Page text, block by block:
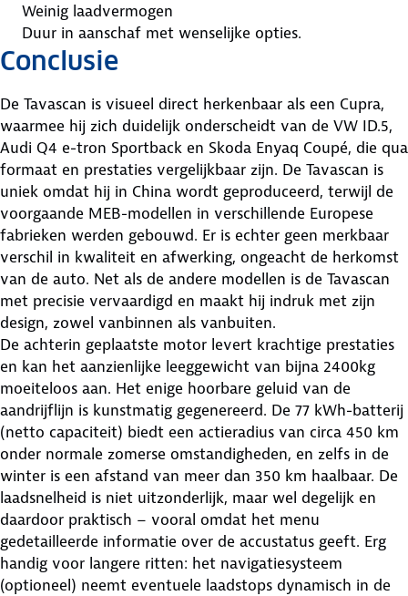
Weinig laadvermogen
Duur in aanschaf met wenselijke opties.
Conclusie
De Tavascan is visueel direct herkenbaar als een Cupra,
waarmee hij zich duidelijk onderscheidt van de VW ID.5,
Audi Q4 e-tron Sportback en Skoda Enyaq Coupé, die qua
formaat en prestaties vergelijkbaar zijn. De Tavascan is
uniek omdat hij in China wordt geproduceerd, terwijl de
voorgaande MEB-modellen in verschillende Europese
fabrieken werden gebouwd. Er is echter geen merkbaar
verschil in kwaliteit en afwerking, ongeacht de herkomst
van de auto. Net als de andere modellen is de Tavascan
met precisie vervaardigd en maakt hij indruk met zijn
design, zowel vanbinnen als vanbuiten.
De achterin geplaatste motor levert krachtige prestaties
en kan het aanzienlijke leeggewicht van bijna 2400kg
moeiteloos aan. Het enige hoorbare geluid van de
aandrijflijn is kunstmatig gegenereerd. De 77 kWh-batterij
(netto capaciteit) biedt een actieradius van circa 450 km
onder normale zomerse omstandigheden, en zelfs in de
winter is een afstand van meer dan 350 km haalbaar. De
laadsnelheid is niet uitzonderlijk, maar wel degelijk en
daardoor praktisch – vooral omdat het menu
gedetailleerde informatie over de accustatus geeft. Erg
handig voor langere ritten: het navigatiesysteem
(optioneel) neemt eventuele laadstops dynamisch in de